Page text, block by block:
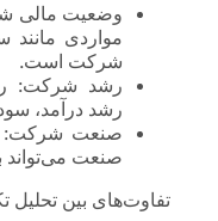
وضعیت مالی
مواردی مانند
شرکت است.
رشد شرکت:
رشد درآمد،
صنعت شرکت:
صنعت می‌تواند
تفاوت‌های بین تحلیل